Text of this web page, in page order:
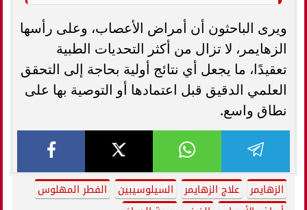
ويرى الباحثون أن أمراض الأعصاب، وعلى رأسها
الزهايمر، لا تزال من أكثر التحديات الطبية
تعقيدًا، ما يجعل أي نتائج أولية بحاجة إلى التحقق
العلمي الدقيق قبل اعتمادها أو التوصية بها على
نطاق واسع.
الزهايمر علاج الزهايمر السيلوسيبين
الفطر المهلوس